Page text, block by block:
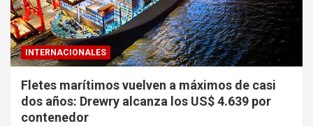
INTERNACIONALES
Fletes marítimos vuelven a máximos de casi
dos años: Drewry alcanza los US$ 4.639 por
contenedor